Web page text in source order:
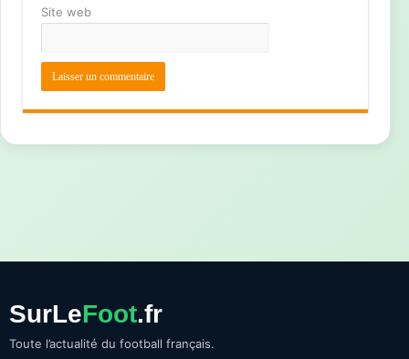
Site web
SurLeFoot.fr
Toute l’actualité du football français.